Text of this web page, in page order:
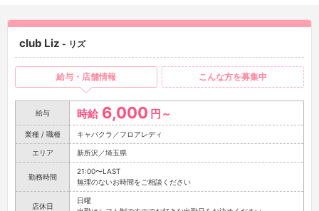
club Liz - リズ
給与・店舗情報 こんな方を募集中
給与 時給 6,000 円～
業種 / 職種 キャバクラ／フロアレディ
エリア 新所沢／埼玉県
勤務時間
21:00〜LAST
無理のないお時間をご相談ください
店休日
日曜